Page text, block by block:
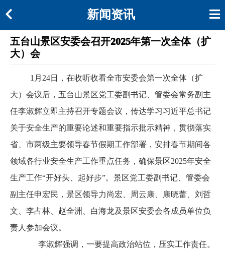
新闻资讯
五台山景区安委会召开2025年第一次全体（扩
大）会
1月24日，在收听收看全市安委会第一次全体（扩
大）会议后，五台山景区党工委副书记、管委会常务副主
任李淑辉立即主持召开专题会议，传达学习习近平总书记
关于安全生产的重要论述和重要指示批示精神，贯彻落实
省、市两级主要领导春节假期工作部署，安排春节期间各
领域各行业安全生产工作重点任务，确保景区2025年安全
生产工作“开好头、起好步”。景区党工委副书记、管委会
副主任申宏民，景区领导力尚宏、周云康、康晓蕾、刘哲
文、李占林、赵全洲、白海龙及景区安委会各成员单位负
责人参加会议。
李淑辉强调，一要提高政治站位，压实工作责任。